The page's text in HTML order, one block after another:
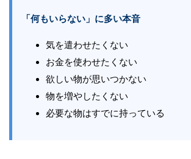
「何もいらない」に多い本音
気を遣わせたくない
お金を使わせたくない
欲しい物が思いつかない
物を増やしたくない
必要な物はすでに持っている